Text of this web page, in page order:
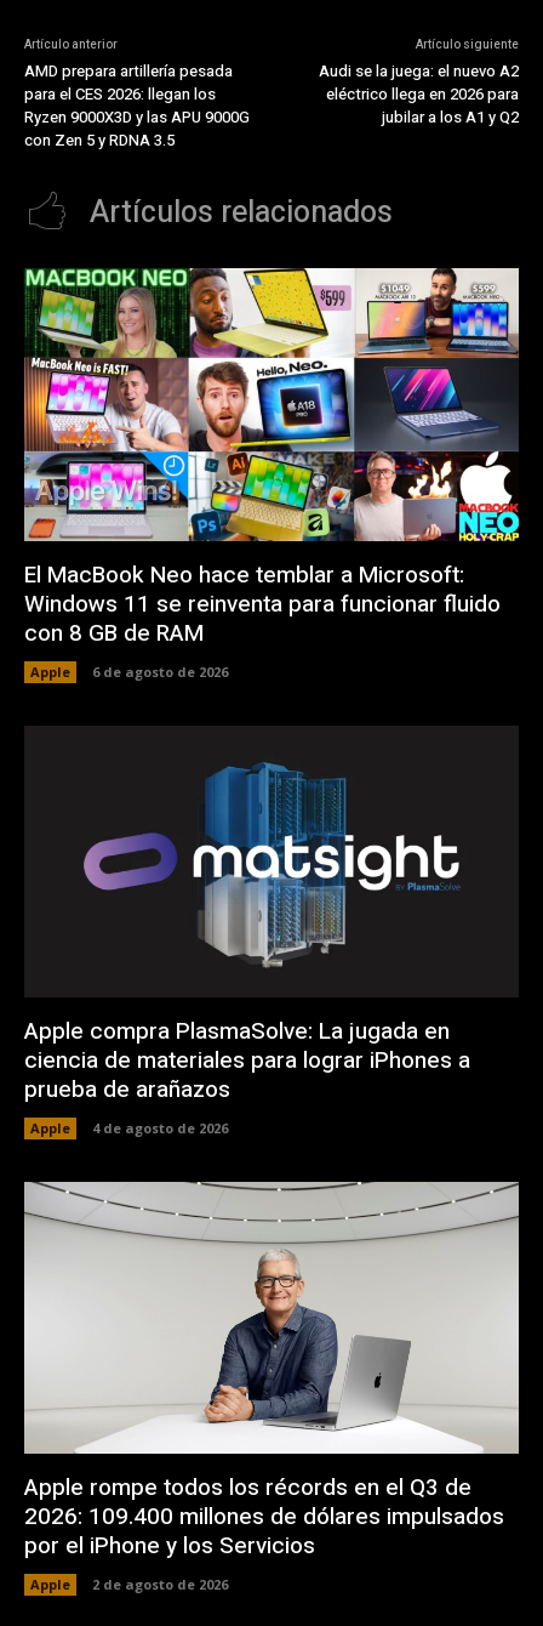
Artículo anterior
AMD prepara artillería pesada
para el CES 2026: llegan los
Ryzen 9000X3D y las APU 9000G
con Zen 5 y RDNA 3.5
Artículo siguiente
Audi se la juega: el nuevo A2
eléctrico llega en 2026 para
jubilar a los A1 y Q2
Artículos relacionados
El MacBook Neo hace temblar a Microsoft:
Windows 11 se reinventa para funcionar fluido
con 8 GB de RAM
Apple 6 de agosto de 2026
Apple compra PlasmaSolve: La jugada en
ciencia de materiales para lograr iPhones a
prueba de arañazos
Apple 4 de agosto de 2026
Apple rompe todos los récords en el Q3 de
2026: 109.400 millones de dólares impulsados
por el iPhone y los Servicios
Apple 2 de agosto de 2026